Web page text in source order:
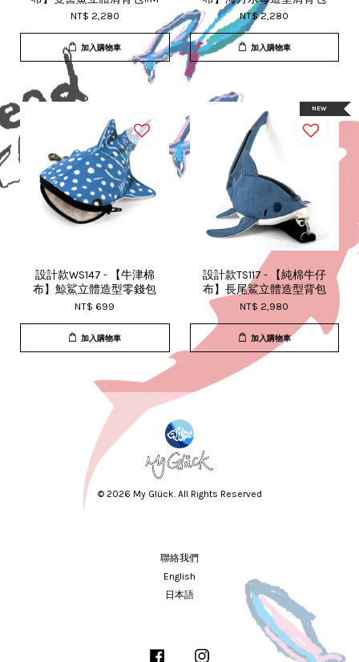
NT$ 2,280
加入購物車
NT$ 2,280
加入購物車
設計款WS147 - 【牛津棉
布】鯨鯊立體造型零錢包
NT$ 699
加入購物車
NEW
設計款TS117 - 【純棉牛仔
布】長尾鯊立體造型背包
NT$ 2,980
加入購物車
© 2026 My Glück. All Rights Reserved
聯絡我們
English
日本語
Facebook